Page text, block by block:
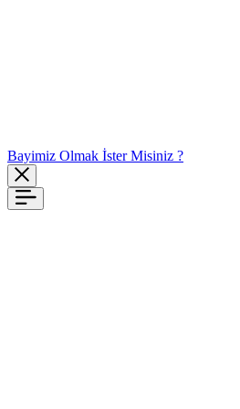
Bayimiz Olmak İster Misiniz ?